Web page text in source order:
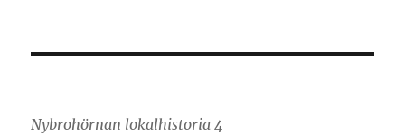
Nybrohörnan lokalhistoria 4